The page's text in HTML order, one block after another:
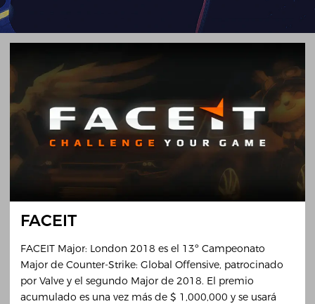
FACEIT
FACEIT Major: London 2018 es el 13º Campeonato
Major de Counter-Strike: Global Offensive, patrocinado
por Valve y el segundo Major de 2018. El premio
acumulado es una vez más de $ 1,000,000 y se usará